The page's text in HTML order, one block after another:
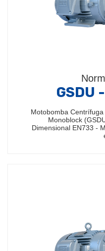
GSDU
Motobomba
Monoblock
Dimensional EN733 -